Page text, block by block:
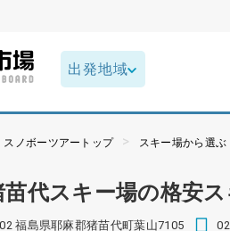
スノボーツアートップ スキー場から選ぶ
苗代スキー場の格安
福島県耶麻郡猪苗代町葉山7105